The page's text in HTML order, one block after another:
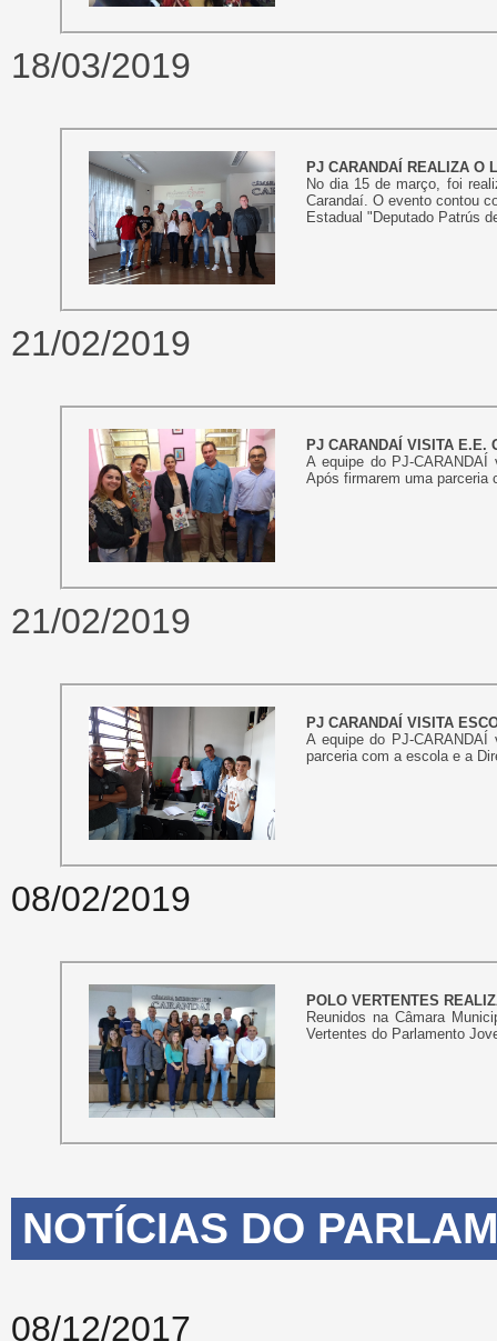
18/03/2019
PJ CARANDAÍ REALIZA O
No dia 15 de março, foi
Carandaí. O evento contou
Estadual "Deputado Patrús
21/02/2019
PJ CARANDAÍ VISITA E.E.
A equipe do PJ-
Após firmarem uma parceria
21/02/2019
PJ CARANDAÍ VISITA
A equipe do PJ-
parceria com a escola e a
08/02/2019
POLO VERTENTES
Reunidos na Câmara
Vertentes do Parlamento
NOTÍCIAS DO
08/12/2017